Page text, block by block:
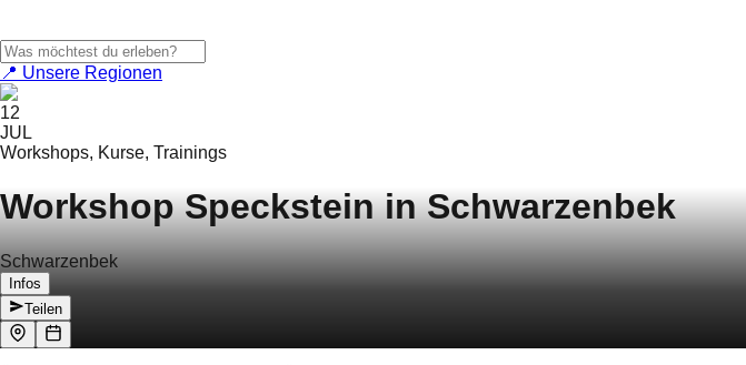
📍 Unsere Regionen
12
JUL
Workshops, Kurse, Trainings
Workshop Speckstein in Schwarzenbek
Schwarzenbek
Infos
Teilen